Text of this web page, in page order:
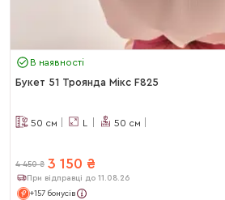
В наявності
Букет 51 Троянда Мікс F825
50 см L 50 см
4 450 ₴ 3 150 ₴
При відправці до 11.08.26
+157 бонусів